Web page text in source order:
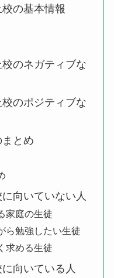
の基本情報
のネガティブな
のポジティブな
とめ
向いていない人
家庭の生徒
ら勉強したい生徒
求める生徒
向いている人